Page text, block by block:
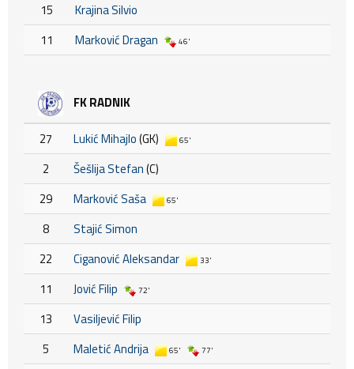
15
Krajina Silvio
11
Marković Dragan 46'
FK RADNIK
27 Lukić Mihajlo(GK) 65'
2 Šešlija Stefan(C)
29
Marković Saša 65'
8
Stajić Simon
22
Ciganović Aleksandar 33'
11 Jović Filip 72'
13
Vasiljević Filip
5
Maletić Andrija 65' 77'